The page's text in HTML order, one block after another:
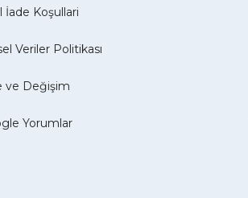
İade Koşullari
Veriler Politikası
ve Değişim
Yorumlar